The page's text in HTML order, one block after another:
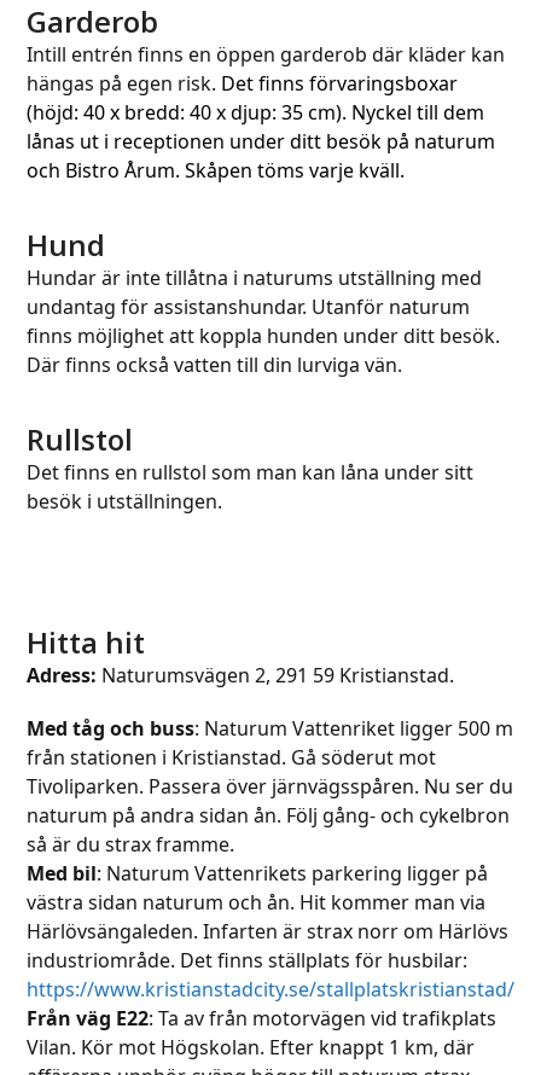
Garderob
Intill entrén finns en öppen garderob där kläder kan
hängas på egen risk. Det finns förvaringsboxar
(höjd: 40 x bredd: 40 x djup: 35 cm). Nyckel till dem
lånas ut i receptionen under ditt besök på naturum
och Bistro Årum. Skåpen töms varje kväll.
Hund
Hundar är inte tillåtna i naturums utställning med
undantag för assistanshundar. Utanför naturum
finns möjlighet att koppla hunden under ditt besök.
Där finns också vatten till din lurviga vän.
Rullstol
Det finns en rullstol som man kan låna under sitt
besök i utställningen.
Hitta hit
Adress: Naturumsvägen 2, 291 59 Kristianstad.
Med tåg och buss: Naturum Vattenriket ligger 500 m
från stationen i Kristianstad. Gå söderut mot
Tivoliparken. Passera över järnvägsspåren. Nu ser du
naturum på andra sidan ån. Följ gång- och cykelbron
så är du strax framme.
Med bil: Naturum Vattenrikets parkering ligger på
västra sidan naturum och ån. Hit kommer man via
Härlövsängaleden. Infarten är strax norr om Härlövs
industriområde. Det finns ställplats för husbilar:
https://www.kristianstadcity.se/stallplatskristianstad/
Från väg E22: Ta av från motorvägen vid trafikplats
Vilan. Kör mot Högskolan. Efter knappt 1 km, där